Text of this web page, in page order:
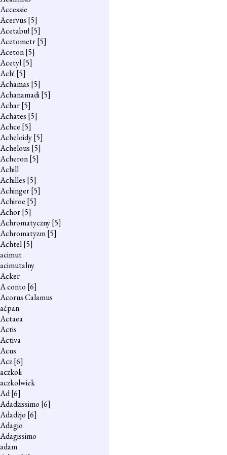
Accessie
Acervus [5]
Acetabuł[5]
Acetometr[5]
Aceton[5]
Acetyl[5]
Ach! [5]
Achamas [5]
Achanamadi[5]
Achar[5]
Achates [5]
Achce [5]
Acheloidy[5]
Achelous [5]
Acheron[5]
Achill
Achilles [5]
Achinger[5]
Achiroe [5]
Achor[5]
Achromatyczny[5]
Achromatyzm[5]
Achtel[5]
acimut
acimutalny
Acker
A conto [6]
Acorus Calamus
aćpan
Actaea
Actis
Activa
Acus
Acz[6]
aczkoli
aczkolwiek
Ad[6]
Adadżissimo [6]
Adadżjo [6]
Adagio
Adagissimo
adam